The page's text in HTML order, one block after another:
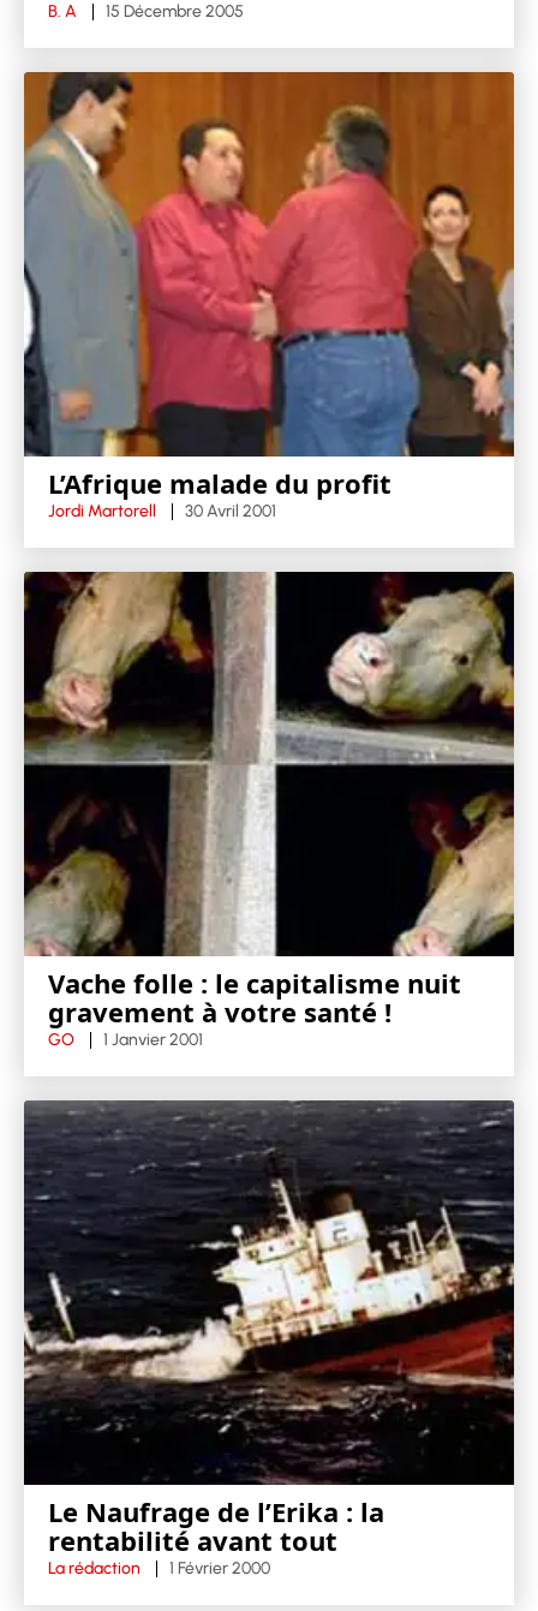
B. A 15 Décembre 2005
L’Afrique malade du profit
Jordi Martorell 30 Avril 2001
Vache folle : le capitalisme nuit
gravement à votre santé !
GO 1 Janvier 2001
Le Naufrage de l’Erika : la
rentabilité avant tout
La rédaction 1 Février 2000